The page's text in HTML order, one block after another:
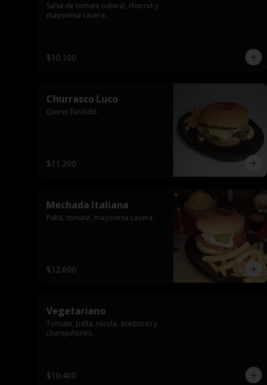
Salsa de tomate natural, chucrut y
mayonesa casera.
$10.100
Churrasco Luco
Queso fundido.
$11.200
Mechada Italiana
Palta, tomate, mayonesa casera.
$12.600
Vegetariano
Tomate, palta, rúcula, aceitunas y
champiñones.
$10.400